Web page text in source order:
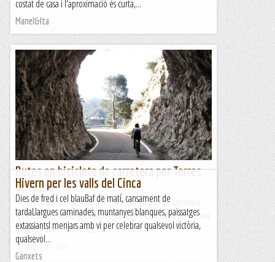
costat de casa i l'aproximació és curta,...
Manel&Ita
Rutes en bicicleta de carretera per Terres
de l'Ebre
Amb aquesta entrada deixo 4 rutes en bici de carretera
pel sud de Catalunya, recorreguts que vam fer la primavera
del 2021 durant uns dies...
Escalant pel món
Hivern per les valls del Cinca
Dies de fred i cel blauBaf de matí, cansament de
tardaLlargues caminades, muntanyes blanques, paissatges
extassiantsI menjars amb vi per celebrar qualsevol victòria,
qualsevol...
Ganxets